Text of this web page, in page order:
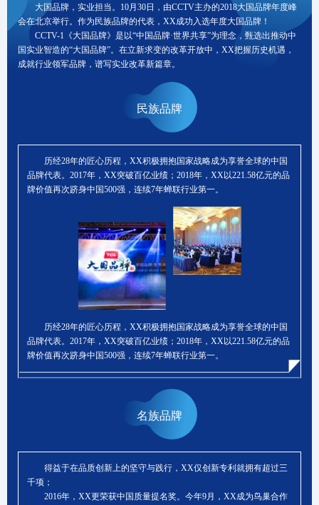
大国品牌，实业担当。10月30日，由CCTV主办的2018大国品牌年度峰
会在北京举行。作为民族品牌的代表，XX成功入选年度大国品牌！
CCTV-1《大国品牌》是以“中国品牌·世界共享”为理念，甄选出推动中
国实业智造的“大国品牌”。在立新求变的改革开放中，XX把握历史机遇，
成就行业领军品牌，谱写实业改革新篇章。
民族品牌
历经28年的匠心历程，XX积极拥抱国家战略成为享誉全球的中国
品牌代表。2017年，XX突破百亿业绩；2018年，XX以221.58亿元的品
牌价值再次跻身中国500强，连续7年蝉联行业第一。
历经28年的匠心历程，XX积极拥抱国家战略成为享誉全球的中国
品牌代表。2017年，XX突破百亿业绩；2018年，XX以221.58亿元的品
牌价值再次跻身中国500强，连续7年蝉联行业第一。
名族品牌
得益于在品质创新上的坚守与践行，XX仅创新专利就拥有超过三
千项；
2016年，XX更荣获中国质量提名奖。今年9月，XX成为鸟巢合作